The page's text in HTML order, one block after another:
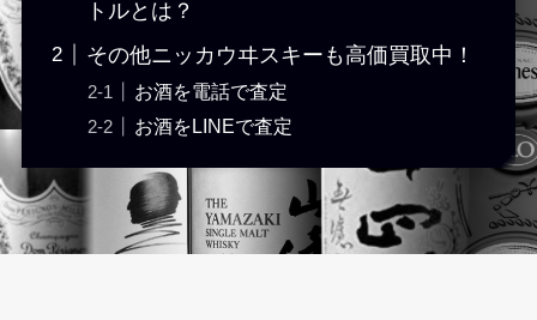
トルとは？
その他ニッカウヰスキーも高価買取中！
お酒を電話で査定
お酒をLINEで査定